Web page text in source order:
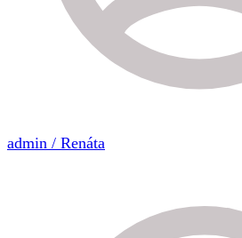
admin / Renáta